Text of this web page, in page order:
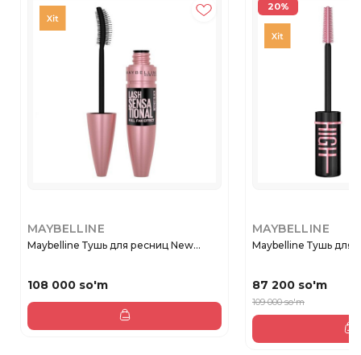
MAYBELLINE
Maybelline Тушь для ресниц New...
108 000 so'm
20%
MAYBELLINE
Maybelline Тушь для
87 200 so'm
109 000 so'm